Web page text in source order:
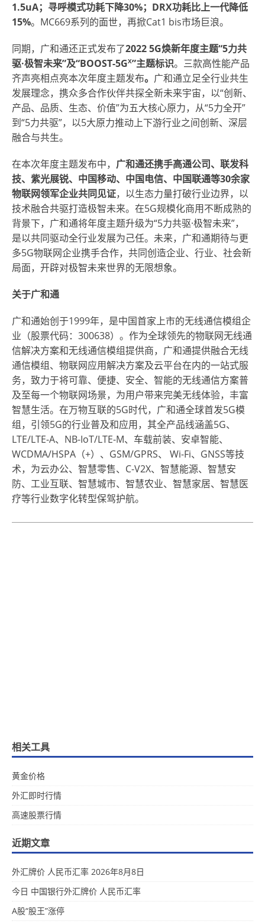
1.5uA；寻呼模式功耗下降30%；DRX功耗比上一代降低
15%。MC669系列的面世，再掀Cat1 bis市场巨浪。
同期，广和通还正式发布了2022 5G焕新年度主题“5力共
驱·极智未来”及“BOOST-5GX”主题标识。三款高性能产品
齐声亮相点亮本次年度主题发布。 广和通立足全行业共生
发展理念，携众多合作伙伴共探全新未来宇宙，以“创新、
产品、品质、生态、价值”为五大核心原力，从“5力全开”
到“5力共驱”，以5大原力推动上下游行业之间创新、深层
融合与共生。
在本次年度主题发布中， 广和通还携手高通公司、联发科
技、紫光展锐、中国移动、中国电信、中国联通等30余家
物联网领军企业共同见证，以生态力量打破行业边界，以
技术融合共驱打造极智未来。在5G规模化商用不断成熟的
背景下，广和通将年度主题升级为“5力共驱·极智未来”，
是以共同驱动全行业发展为己任。未来，广和通期待与更
多5G物联网企业携手合作，共同创造企业、行业、社会新
局面，开辟对极智未来世界的无限想象。
关于广和通
广和通始创于1999年，是中国首家上市的无线通信模组企
业（股票代码：300638）。作为全球领先的物联网无线通
信解决方案和无线通信模组提供商，广和通提供融合无线
通信模组、物联网应用解决方案及云平台在内的一站式服
务，致力于将可靠、便捷、安全、智能的无线通信方案普
及至每一个物联网场景，为用户带来完美无线体验，丰富
智慧生活。在万物互联的5G时代，广和通全球首发5G模
组，引领5G的行业普及和应用，其全产品线涵盖5G、
LTE/LTE-A、NB-IoT/LTE-M、车载前装、安卓智能、
WCDMA/HSPA（+）、GSM/GPRS、 Wi-Fi、GNSS等技
术，为云办公、智慧零售、C-V2X、智慧能源、智慧安
防、工业互联、智慧城市、智慧农业、智慧家居、智慧医
疗等行业数字化转型保驾护航。
相关工具
黄金价格
外汇即时行情
高速股票行情
近期文章
外汇牌价 人民币汇率 2026年8月8日
今日 中国银行外汇牌价 人民币汇率
A股“股王”涨停